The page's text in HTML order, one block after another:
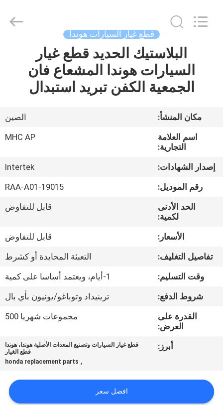
الصفحة
الرئيسية
معلومات
جولة
مراقبة
الجودة
اتصل
خريطة
Limited.
قطع غيار السيارات هوندا
البلاستيك الحديد قطع غيار
السيارات هوندا المشعاع فان
الجمعية الكفن تبريد استبدال
مكان المنشأ:
الصين
اسم العلامة
التجارية:
MHC AP
إصدار الشهادات:
Intertek
رقم الموديل:
19015-RAA-A01
الحد الأدنى
لكمية:
قابل للتفاوض
الأسعار:
قابل للتفاوض
تفاصيل التغليف:
التعبئة المحايدة أو كشرط
وقت التسليم:
1-أيام، ويعتمد أساسا على كمية
شروط الدفع:
ترينيداد وتوباغو/يونيون بأي بال
القدرة على
العرض:
مجموعات شهريا 500
أبرز:
قطع غيار السيارات وتصنيع المعدات الأصلية هوندا، هوندا
قطع الغيار
,
honda replacement parts
افضل سعر